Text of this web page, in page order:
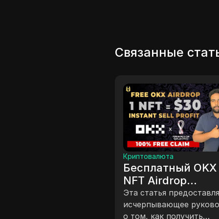
Связанные
Бесплатный OKX $30
Мгновенная Добыча |
Эта статья предоставляет
исчерпывающее руководство
в
#krain
Этот